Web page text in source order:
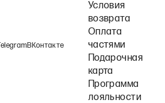
TelegramВКонтакте
Условия
возврата
Оплата
частями
Подарочная
карта
Программа
лояльности